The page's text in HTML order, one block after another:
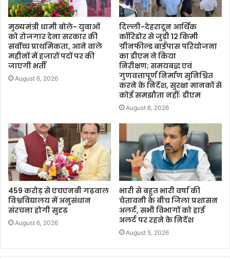
मुख्यमंत्री धामी बोले- युवाओं
को रोजगार देना सरकार की
सर्वोच्च प्राथमिकता, आने वाले
महीनों में हजारों पदों पर की
जाएगी भर्ती
August 6, 2026
दिल्ली-देहरादून आर्थिक
कॉरिडोर से जुड़ी 12 किमी
ग्रीनफील्ड बाईपास परियोजना
का डीएम ने किया
निरीक्षण; समयबद्ध एवं
गुणवत्तापूर्ण निर्माण सुनिश्चित
करने के निर्देश, सुरक्षा मानकों से
कोई समझौता नहींः डीएम
August 6, 2026
459 करोड़ से एचएनबी गढ़वाल
विश्वविद्यालय में अनुसंधान
संरचना होगी सुदृढ
August 6, 2026
भारी से बहुत भारी वर्षा की
चेतावनी के बीच जिला प्रशासन
अलर्ट, सभी विभागों को हाई
अलर्ट पर रहने के निर्देश
August 5, 2026